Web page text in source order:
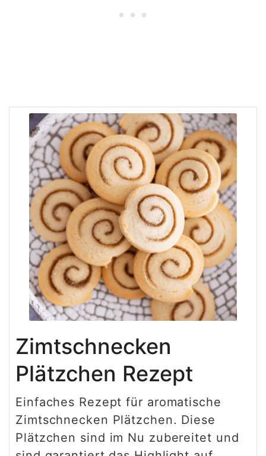
Zimtschnecken
Plätzchen Rezept
Einfaches Rezept für aromatische
Zimtschnecken Plätzchen. Diese
Plätzchen sind im Nu zubereitet und